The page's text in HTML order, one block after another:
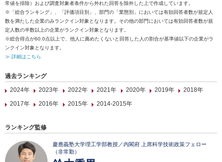
常値を排除）および調査対象者条件から外れた回答を除外した上で作成しています。
※「総合ランキング」、「評価項目別」、部門の「業態別」においては有効回答者数が規定人
数を満たした企業のみランクイン対象となります。その他の部門においては有効回答者数が規
定人数の半数以上の企業がランクイン対象となります。
※総合得点が60.0点以上で、他人に薦めたくないと回答した人の割合が基準値以下の企業がラ
ンクイン対象となります。
≫ 詳細はこちら
過去ランキング
2024年
2023年 2022年 2021年 2020年 2019年
2018年
2017年
2016年 2015年 2014-2015年
ランキング監修
慶應義塾大学理工学部教授／内閣府 上席科学技術政策フェロー
（非常勤）